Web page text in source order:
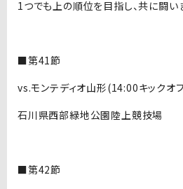
1つでも上の順位を目指し、共に闘いま
■第41節
vs.モンテディオ山形(14:00キックオ
石川県西部緑地公園陸上競技場
■第42節